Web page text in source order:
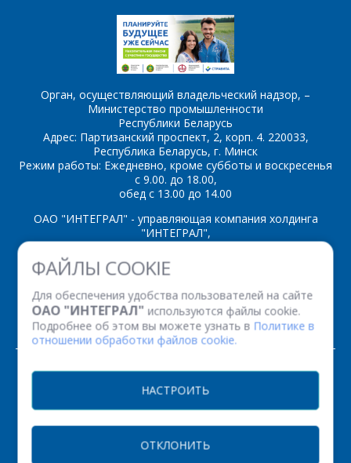
ФАЙЛЫ COOKIE
Для обеспечения удобства пользователей на сайте
ОАО "ИНТЕГРАЛ" используются файлы cookie.
Подробнее об этом вы можете узнать в Политике в
отношении обработки файлов cookie.
НАСТРОИТЬ
ОТКЛОНИТЬ
Орган, осуществляющий владельческий надзор, –
Министерство промышленности
Республики Беларусь
Адрес: Партизанский проспект, 2, корп. 4. 220033,
Республика Беларусь, г. Минск
Режим работы: Ежедневно, кроме субботы и воскресенья
с 9.00. до 18.00,
обед с 13.00 до 14.00
ОАО "ИНТЕГРАЛ" - управляющая компания холдинга
"ИНТЕГРАЛ",
ул. Казинца И.П., д.121А, комната 327, г. Минск, 220108,
Республика Беларусь
Факс: (+375 17) 338 12 94 УНП 100386629
Рег. номер 100386629 от 01.08.2013 г.
© 2026. Все права защищены.
- обязательные
поля
ОТПРАВИТЬ
ОТПРАВИТЬ